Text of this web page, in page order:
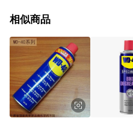
台灣樂天市場，並在同一瀏覽器於
市場 45 天內完成訂單出貨及結帳，
使用APP、或中途瀏覽比價網、回
由網頁版(電腦版/手機版網頁)切
無法進行 LINE POINTS 回饋。 (5) LINE 購物為購物資訊整合性
平台，商品資料更新會有時間差
位、贈品與台灣樂天市場銷售網頁
(6) 導購訂單已逾 365 天，根據台
相似商品